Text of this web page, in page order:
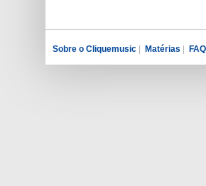
Sobre o Cliquemusic | Matérias | FAQ